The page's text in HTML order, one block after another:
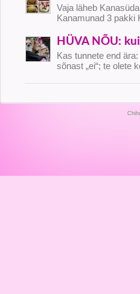
Vaja läheb
Kanamunad 3 pakki
HÜVA NÕU:
Kas tunnete end
sõnast „ei“; te olete